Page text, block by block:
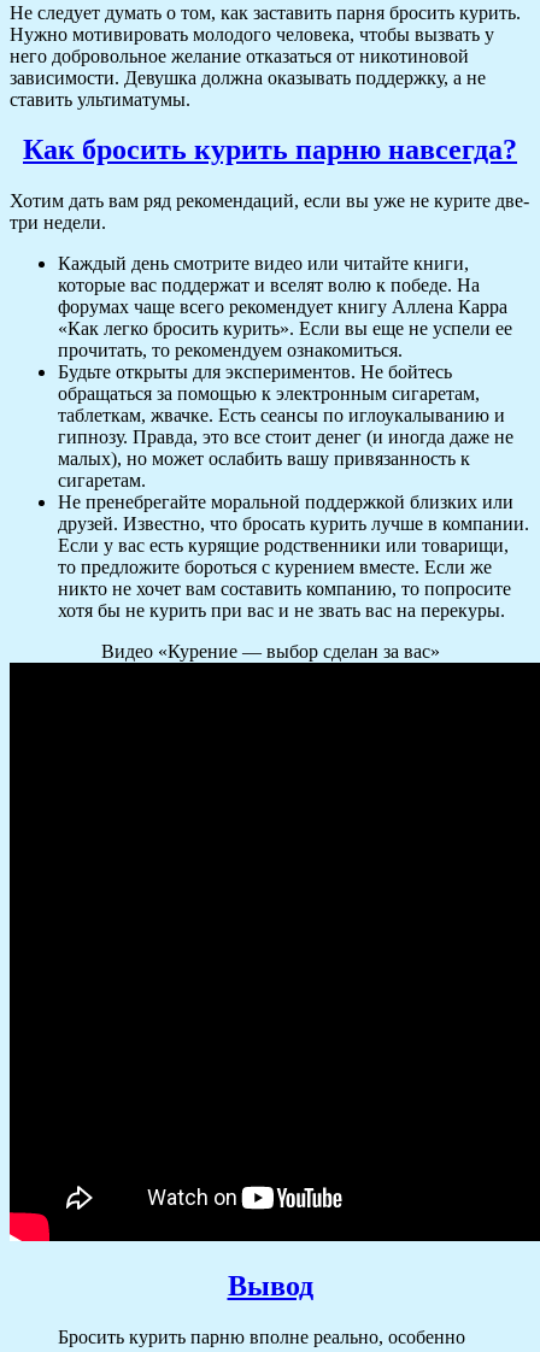
Не следует думать о том, как заставить парня бросить курить.
Нужно мотивировать молодого человека, чтобы вызвать у
него добровольное желание отказаться от никотиновой
зависимости. Девушка должна оказывать поддержку, а не
ставить ультиматумы.
Как бросить курить парню навсегда?
Хотим дать вам ряд рекомендаций, если вы уже не курите две-
три недели.
Каждый день смотрите видео или читайте книги,
которые вас поддержат и вселят волю к победе. На
форумах чаще всего рекомендует книгу Аллена Карра
«Как легко бросить курить». Если вы еще не успели ее
прочитать, то рекомендуем ознакомиться.
Будьте открыты для экспериментов. Не бойтесь
обращаться за помощью к электронным сигаретам,
таблеткам, жвачке. Есть сеансы по иглоукалыванию и
гипнозу. Правда, это все стоит денег (и иногда даже не
малых), но может ослабить вашу привязанность к
сигаретам.
Не пренебрегайте моральной поддержкой близких или
друзей. Известно, что бросать курить лучше в компании.
Если у вас есть курящие родственники или товарищи,
то предложите бороться с курением вместе. Если же
никто не хочет вам составить компанию, то попросите
хотя бы не курить при вас и не звать вас на перекуры.
Видео «Курение — выбор сделан за вас»
Вывод
Бросить курить парню вполне реально, особенно